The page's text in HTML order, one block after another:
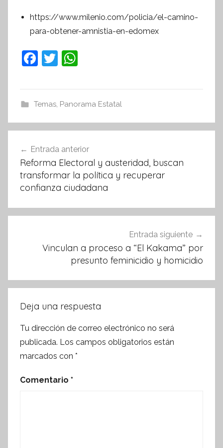
https://www.milenio.com/policia/el-camino-
para-obtener-amnistia-en-edomex
F
e
b
o
k
T
er s
A
p
Temas, Panorama Estatal
de
entradas
Entrada anterior
Reforma Electoral y austeridad, buscan
transformar la política y recuperar
confianza ciudadana
Entrada siguiente
Vinculan a proceso a “El Kakama” por
presunto feminicidio y homicidio
Deja una respuesta
Tu dirección de correo electrónico no será
publicada. Los campos obligatorios están
marcados con *
Comentario *